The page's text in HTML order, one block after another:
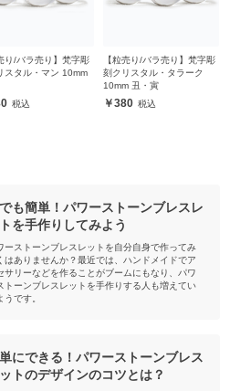
り/バラ売り】梵字彫
スタル・マン 10mm
【粒売り/バラ売り】梵字彫
刻クリスタル・タラーク
10mm 丑・寅
380
も簡単！パワーストーンブレスレ
を手作りしてみよう
ーストーンブレスレットを自分自身で作ってみ
はありませんか？最近では、ハンドメイドでア
サリーなどを作ることがブームにもなり、パワ
トーンブレスレットを手作りする人も増えてい
うです。
にできる！パワーストーンブレス
トのデザインのコツとは？